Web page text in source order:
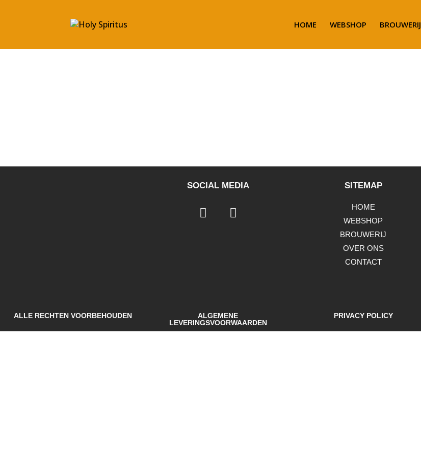
HOME WEBSHOP BROUWERIJ
SOCIAL MEDIA SITEMAP
HOME
WEBSHOP
BROUWERIJ
OVER ONS
CONTACT
ALLE RECHTEN VOORBEHOUDEN
ALGEMENE
LEVERINGSVOORWAARDEN
PRIVACY POLICY